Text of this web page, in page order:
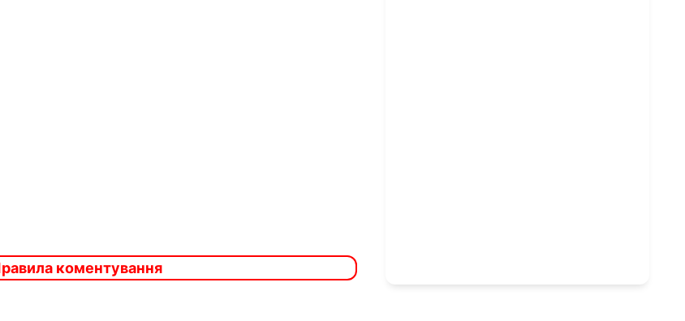
коментування